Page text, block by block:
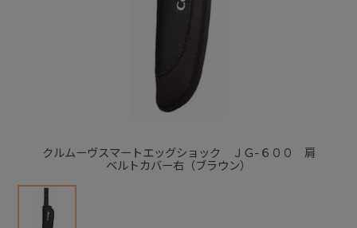
クルムーヴスマートエッグショック ＪＧ-６００ 肩
ベルトカバー右（ブラウン）